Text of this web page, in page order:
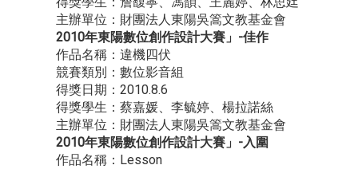
主辦單位：財團法人東陽吳篙文教基金會
2010年東陽數位創作設計大賽」-佳作
作品名稱：違機四伏
競賽類別：數位影音組
得獎日期：2010.8.6
得獎學生：蔡嘉媛、李毓婷、楊拉諾絲
主辦單位：財團法人東陽吳篙文教基金會
2010年東陽數位創作設計大賽」-入圍
作品名稱：Lesson